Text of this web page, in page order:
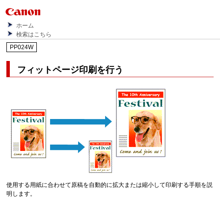
ホーム
検索はこちら
PP024W
フィットページ印刷を行う
使用する用紙に合わせて原稿を自動的に拡大または縮小して印刷する手順を説
明します。